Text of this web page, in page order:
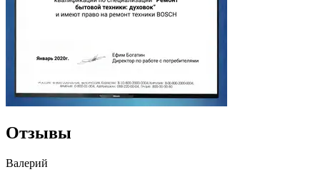
Отзывы
Валерий